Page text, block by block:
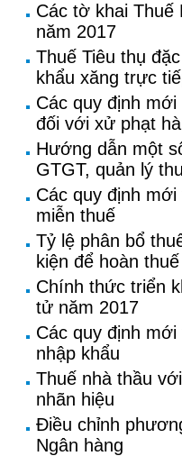
Các tờ khai Thuế
năm 2017
Thuế Tiêu thụ
khẩu xăng trực
Các quy định
đối với xử phạt
Hướng dẫn một
GTGT, quản lý
Các quy định
miễn thuế
Tỷ lệ phân bổ
kiện để hoàn
Chính thức triển
tử năm 2017
Các quy định
nhập khẩu
Thuế nhà thầu
nhãn hiệu
Điều chỉnh
Ngân hàng